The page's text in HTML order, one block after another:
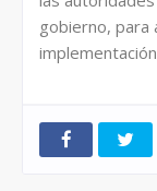
gobierno, para